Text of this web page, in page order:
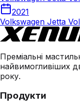
2021
Volkswagen Jetta
Преміальні
найвимогливіших
року.
Продукти